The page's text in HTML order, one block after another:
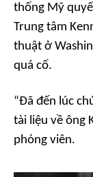
thống Mỹ
Trung tâm
thuật ở
quá cố.
“Đã đến lúc
tài liệu về ông
phóng viên.